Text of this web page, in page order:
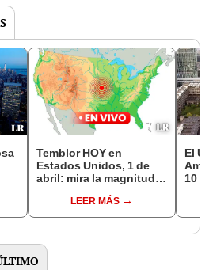
Temblor HOY en
Estados Unidos, 1 de
abril: mira la magnitud y
sismo, según el USGS
LEER MÁS
El
10